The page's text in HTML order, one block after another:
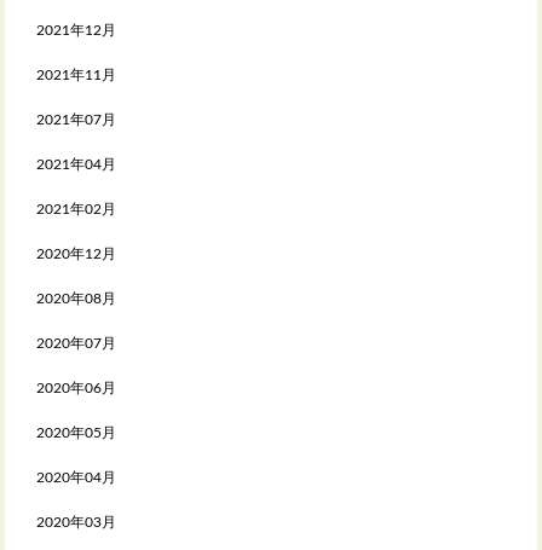
2021年12月
2021年11月
2021年07月
2021年04月
2021年02月
2020年12月
2020年08月
2020年07月
2020年06月
2020年05月
2020年04月
2020年03月